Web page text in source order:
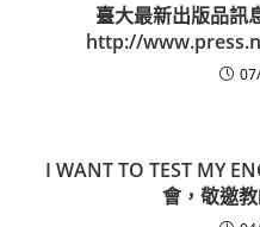
臺大最新出版品訊
http://
I WANT TO TEST MY
會，敬邀